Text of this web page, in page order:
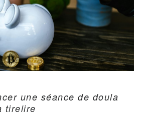
une séance de doula
tirelire